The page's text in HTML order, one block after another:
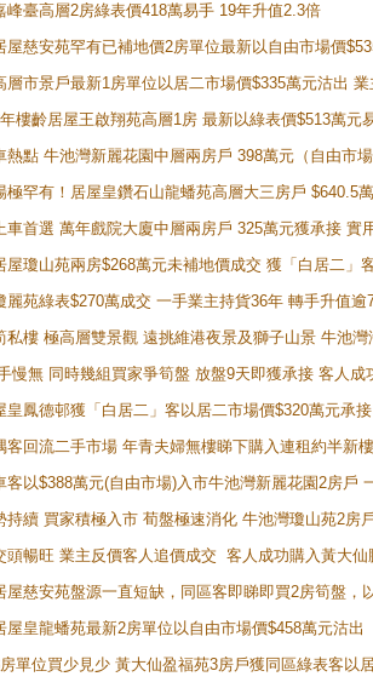
峰臺高層2房綠表價418萬易手 19年升值2.3倍
屋慈安苑罕有已補地價2房單位最新以自由市場價
層市景戶最新1房單位以居二市場價$335萬元沽出
樓齡居屋王啟翔苑高層1房 最新以綠表價$513萬元
熱點 牛池灣新麗花園中層兩房戶 398萬元（自由市
極罕有！居屋皇鑽石山龍蟠苑高層大三房戶
車首選 萬年戲院大廈中層兩房戶 325萬元獲承接 實
屋瓊山苑兩房$268萬元未補地價成交 獲「白居二」
麗苑綠表$270萬成交 一手業主持貨36年 轉手升值逾
私樓 極高層雙景觀 遠挑維港夜景及獅子山景 牛池
慢無 同時幾組買家爭筍盤 放盤9天即獲承接 客人
皇鳳德邨獲「白居二」客以居二市場價$320萬元承接
客回流二手市場 年青夫婦無樓睇下購入連租約半新
客以$388萬元(自由市場)入市牛池灣新麗花園2房戶
持續 買家積極入市 荀盤極速消化 牛池灣瓊山苑2房
頭暢旺 業主反價客人追價成交 客人成功購入黃大
屋慈安苑盤源一直短缺，同區客即睇即買2房筍盤，
屋皇龍蟠苑最新2房單位以自由市場價$458萬元沽出
單位買少見少 黃大仙盈福苑3房戶獲同區綠表客以